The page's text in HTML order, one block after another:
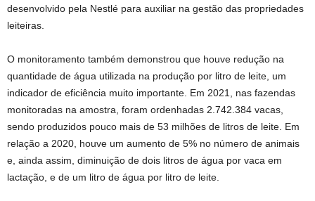
desenvolvido pela Nestlé para auxiliar na gestão das propriedades
leiteiras.
O monitoramento também demonstrou que houve redução na
quantidade de água utilizada na produção por litro de leite, um
indicador de eficiência muito importante. Em 2021, nas fazendas
monitoradas na amostra, foram ordenhadas 2.742.384 vacas,
sendo produzidos pouco mais de 53 milhões de litros de leite. Em
relação a 2020, houve um aumento de 5% no número de animais
e, ainda assim, diminuição de dois litros de água por vaca em
lactação, e de um litro de água por litro de leite.